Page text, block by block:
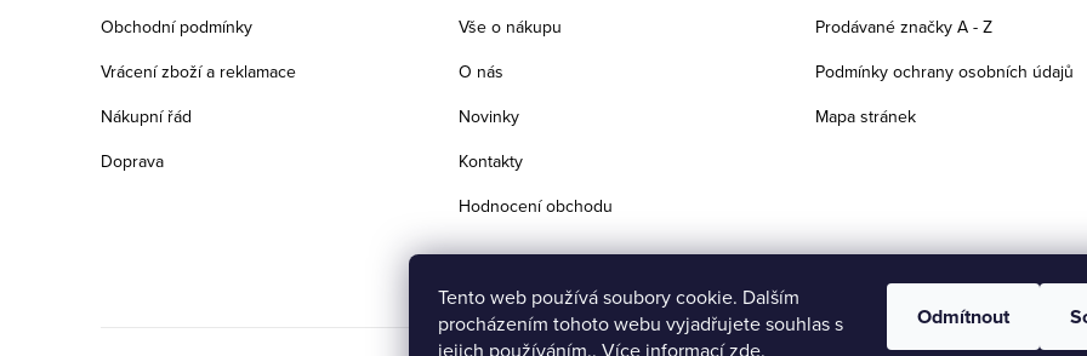
Tento web používá soubory cookie. Dalším
procházením tohoto webu vyjadřujete souhlas s
jejich používáním.. Více informacízde.
Odmítnout
Obchodní podmínky
Vrácení zboží a reklamace
Nákupní řád
Doprava
Vše o nákupu
O nás
Novinky
Kontakty
Hodnocení obchodu
Prodávané značky A - Z
Podmínky ochrany osobních údajů
Mapa stránek